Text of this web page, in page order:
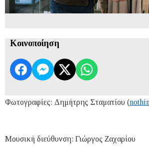
Κοινοποίηση
Φωτογραφίες: Δημήτρης Σταματίου (
Μουσική διεύθυνση: Γιώργος Ζαχαρίου